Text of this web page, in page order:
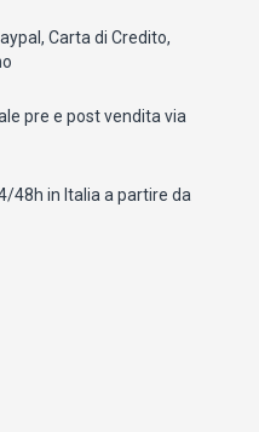
Carta di Credito,
pre e post vendita via
48h in Italia a partire da